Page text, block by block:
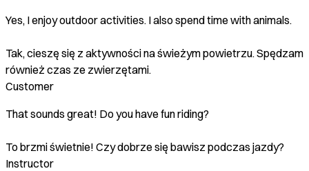
Yes, I enjoy outdoor activities. I also spend time with animals.
Tak, cieszę się z aktywności na świeżym powietrzu. Spędzam
również czas ze zwierzętami.
Customer
That sounds great! Do you have fun riding?
To brzmi świetnie! Czy dobrze się bawisz podczas jazdy?
Instructor